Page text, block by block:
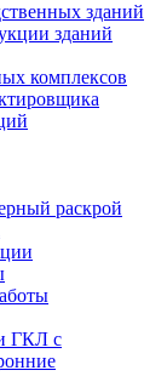
зданий
зданий
комплексов
раскрой
ГКЛ с